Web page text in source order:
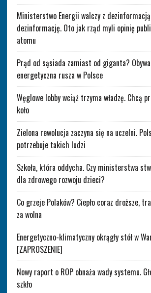
Ministerstwo Energii walczy z
dezinformację. Oto jak rząd myli opinię
atomu
Prąd od sąsiada zamiast od giganta?
energetyczna rusza w Polsce
Węglowe lobby wciąż trzyma władzę. Chcą
koło
Zielona rewolucja zaczyna się na uczelni.
potrzebuje takich ludzi
Szkoła, która oddycha. Czy ministerstwa
dla zdrowego rozwoju dzieci?
Co grzeje Polaków? Ciepło coraz droższe,
za wolna
Energetyczno-klimatyczny okrągły stół w
[ZAPROSZENIE]
Nowy raport o ROP obnaża wady systemu.
szkło